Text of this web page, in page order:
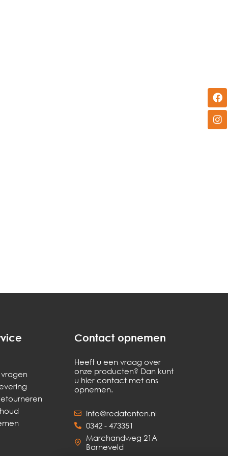
Contact opnemen
Heeft u een vraag over
onze producten? Dan kunt
u hier contact met ons
opnemen.
Info@redatenten.nl
0342 - 473351
Marchandweg 21A
Barneveld